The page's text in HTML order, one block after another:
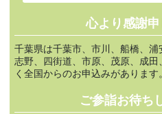
心より感謝
千葉県は千葉市、市川、船橋、
志野、四街道、市原、茂原、成
く全国からのお申込みがあります。
ご参詣お待ち